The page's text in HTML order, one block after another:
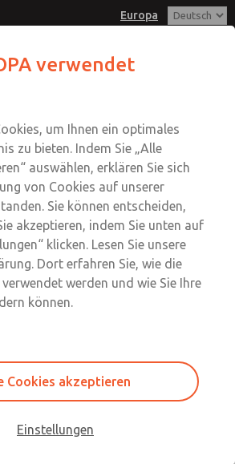
Europa
Einloggen
Anmeldung
Ableiter
Ableiter
Kondensat-Ableiter
verwendet
um Ihnen ein optimales
zu bieten. Indem Sie „Alle
auswählen, erklären Sie sich
von Cookies auf unserer
Sie können entscheiden,
akzeptieren, indem Sie unten auf
klicken. Lesen Sie unsere
Dort erfahren Sie, wie die
werden und wie Sie Ihre
können.
Cookies akzeptieren
Einstellungen